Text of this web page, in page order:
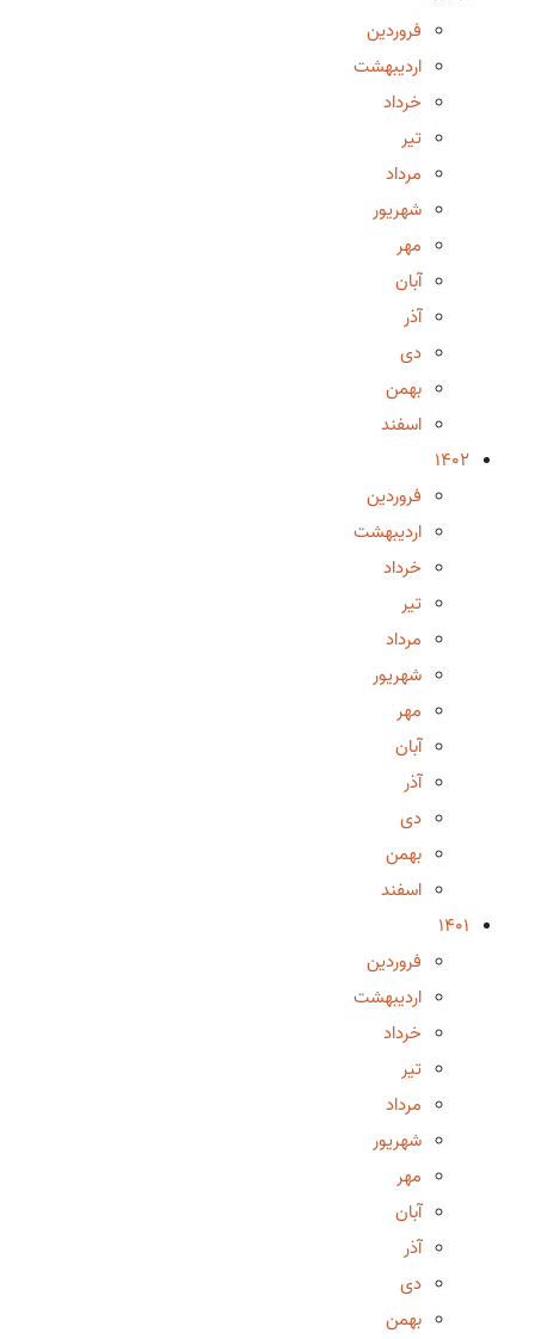
فروردین
اردیبهشت
خرداد
تیر
مرداد
شهریور
مهر
آبان
آذر
دی
بهمن
اسفند
1402
فروردین
اردیبهشت
خرداد
تیر
مرداد
شهریور
مهر
آبان
آذر
دی
بهمن
اسفند
1401
فروردین
اردیبهشت
خرداد
تیر
مرداد
شهریور
مهر
آبان
آذر
دی
بهمن